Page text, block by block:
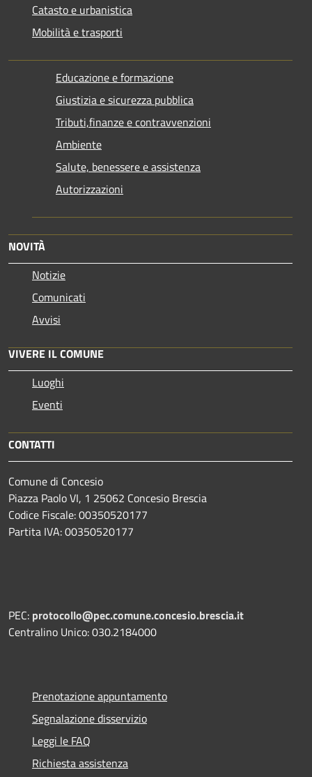
Catasto e urbanistica
Mobilità e trasporti
Educazione e formazione
Giustizia e sicurezza pubblica
Tributi,finanze e contravvenzioni
Ambiente
Salute, benessere e assistenza
Autorizzazioni
NOVITÀ
Notizie
Comunicati
Avvisi
VIVERE IL COMUNE
Luoghi
Eventi
CONTATTI
Comune di Concesio
Piazza Paolo VI, 1 25062 Concesio Brescia
Codice Fiscale: 00350520177
Partita IVA: 00350520177
PEC: protocollo@pec.comune.concesio.brescia.it
Centralino Unico: 030.2184000
Prenotazione appuntamento
Segnalazione disservizio
Leggi le FAQ
Richiesta assistenza